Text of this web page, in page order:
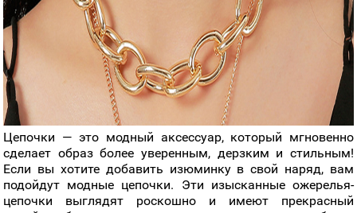
Цепочки — это модный аксессуар, который мгновенно
сделает образ более уверенным, дерзким и стильным!
Если вы хотите добавить изюминку в свой наряд, вам
подойдут модные цепочки. Эти изысканные ожерелья-
цепочки выглядят роскошно и имеют прекрасный